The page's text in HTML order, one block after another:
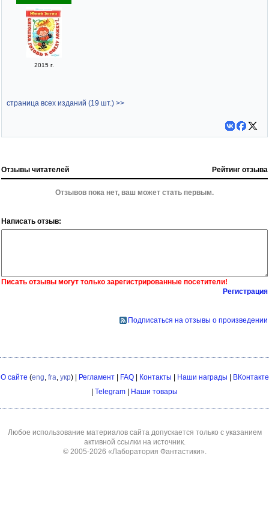
2015 г.
страница всех изданий (19 шт.) >>
Отзывы читателей Рейтинг отзыва
Отзывов пока нет, ваш может стать первым.
Написать отзыв:
Писать отзывы могут только зарегистрированные посетители!
Регистрация
Подписаться на отзывы о произведении
О сайте (eng fra укр) | Регламент| FAQ| Контакты | Наши награды | ВКонтакте
| Telegram | Наши товары
Любое использование материалов сайта допускается только с указанием
активной ссылки на источник.
© 2005-2026 «Лаборатория Фантастики»